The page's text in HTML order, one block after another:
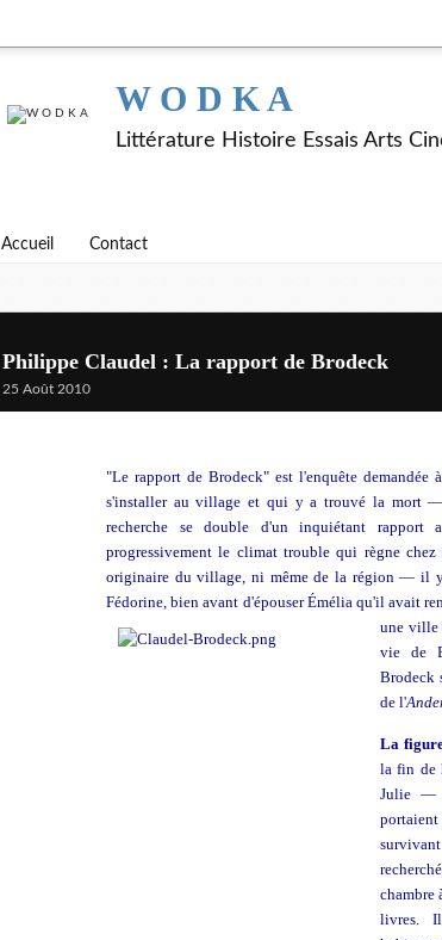
W O D K A
Littérature Histoire Essais Arts
Accueil Contact
Philippe Claudel : La rapport de Brodeck
25 Août 2010
"Le rapport de Brodeck" est l'enquête
s'installer au village et qui y a trouvé la mort
recherche se double d'un inquiétant rapport
progressivement le climat trouble qui règne
originaire du village, ni même de la région — il y
Fédorine, bien avant d'épouser Émélia qu'il avait
une ville
vie de
Brodeck
de l'
La
la fin de
Julie —
chambre
livres.